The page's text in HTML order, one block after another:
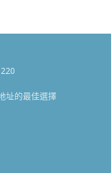
址的最佳選擇